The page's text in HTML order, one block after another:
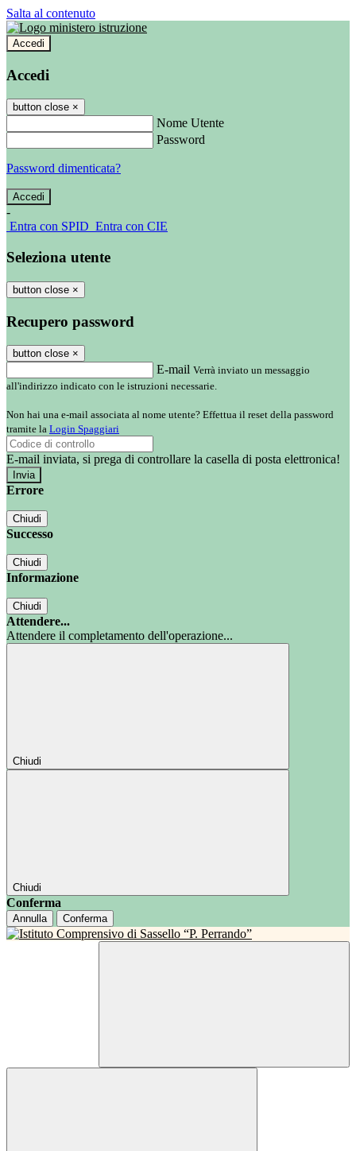
Salta al contenuto
Accedi
Accedi
button close ×
Nome Utente
Password
Password dimenticata?
-
Entra con SPID Entra con CIE
Seleziona utente
button close ×
Recupero password
button close ×
E-mail Verrà inviato un messaggio
all'indirizzo indicato con le istruzioni necessarie.
Non hai una e-mail associata al nome utente? Effettua il reset della password
tramite la Login Spaggiari
E-mail inviata, si prega di controllare la casella di posta elettronica!
Errore
Chiudi
Successo
Chiudi
Informazione
Chiudi
Attendere...
Attendere il completamento dell'operazione...
Chiudi
Chiudi
Conferma
Annulla Conferma